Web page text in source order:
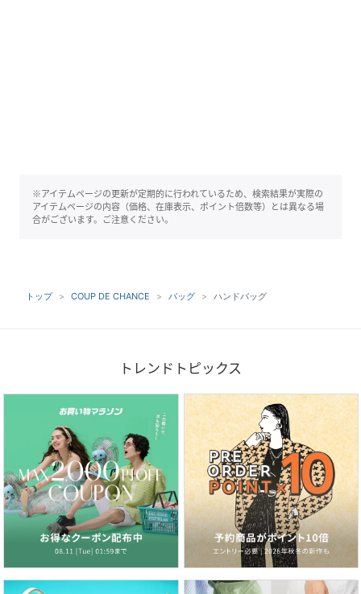
※アイテムページの更新が定期的に行われているため、検索結果が実際の
アイテムページの内容（価格、在庫表示、ポイント倍数等）とは異なる場
合がございます。ご注意ください。
トップ COUP DE CHANCE バッグ ハンドバッグ
トレンドトピックス